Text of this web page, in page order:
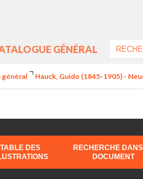
GÉNÉRAL
général Hauck, Guido (1845-1905) -
TABLE DES
RECHERCHE
DOCUMENT